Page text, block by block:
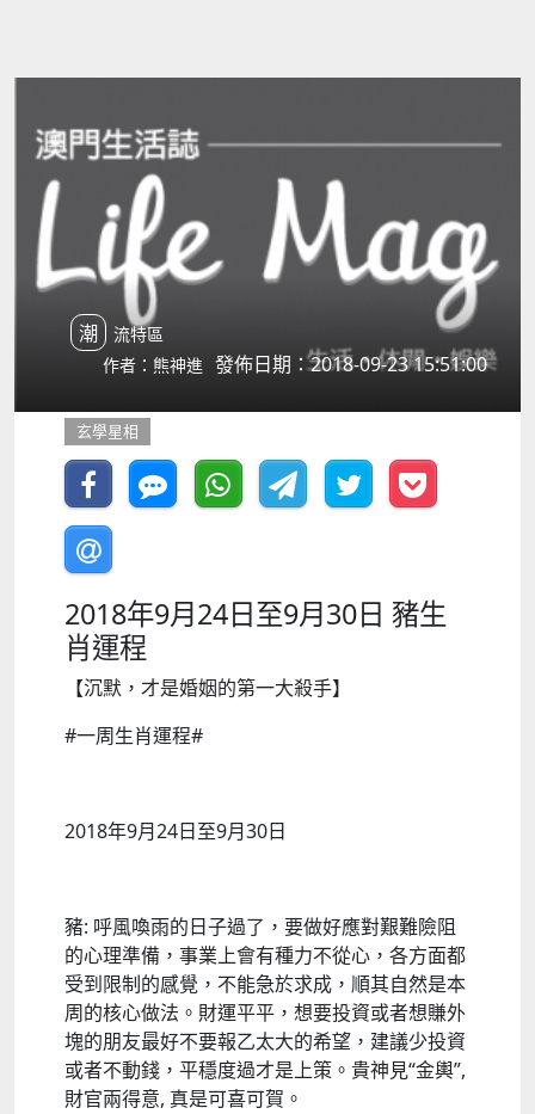
潮流特區
作者：熊神進 發佈日期：2018-09-23 15:51:00
玄學星相
2018年9月24日至9月30日 豬生
肖運程
【沉默，才是婚姻的第一大殺手】
#一周生肖運程#
2018年9月24日至9月30日
豬: 呼風喚雨的日子過了，要做好應對艱難險阻
的心理準備，事業上會有種力不從心，各方面都
受到限制的感覺，不能急於求成，順其自然是本
周的核心做法。財運平平，想要投資或者想賺外
塊的朋友最好不要報乙太大的希望，建議少投資
或者不動錢，平穩度過才是上策。貴神見“金輿”,
財官兩得意, 真是可喜可賀。